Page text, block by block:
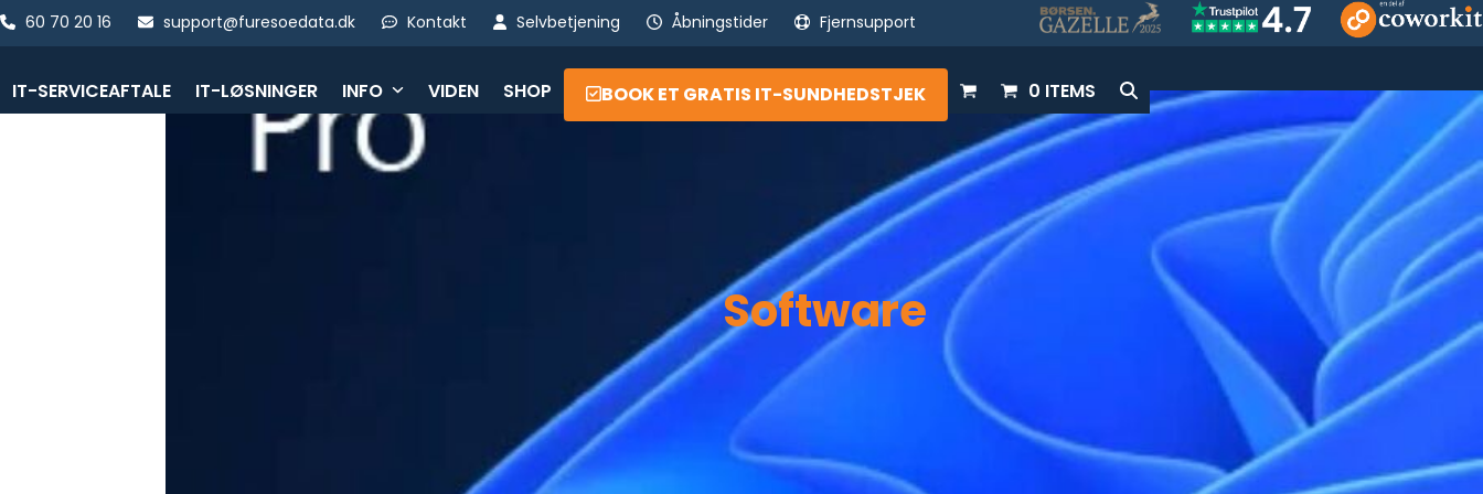
Skip
to
60 70 20 16 support@furesoedata.dk Kontakt Selvbetjening Åbningstider Fjernsupport
IT-SERVICEAFTALE IT-LØSNINGER INFO VIDEN SHOP BOOK ET GRATIS IT-SUNDHEDSTJEK 0 ITEMS
Software